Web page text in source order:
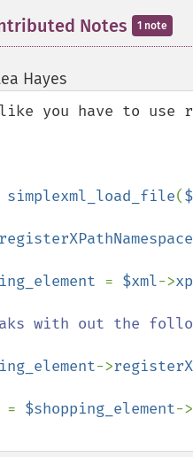
Notes 1 note
Hayes¶
you have to use
simplexml_load_file(
registerXPathNamespace
= $xml->
with out the
->
= $shopping_element->